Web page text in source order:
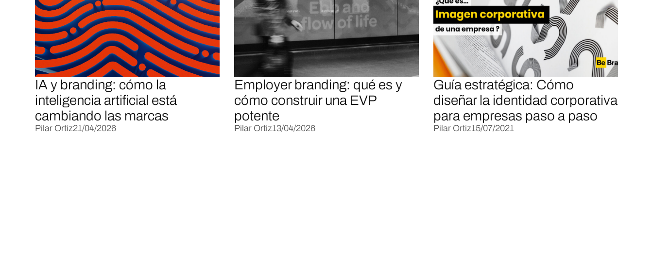
IA y branding: cómo la
inteligencia artificial está
cambiando las marcas
Pilar Ortiz21/04/2026
Employer branding: qué es y
cómo construir una EVP
potente
Pilar Ortiz13/04/2026
Guía estratégica: Cómo
diseñar la identidad corporativa
para empresas paso a paso
Pilar Ortiz15/07/2021